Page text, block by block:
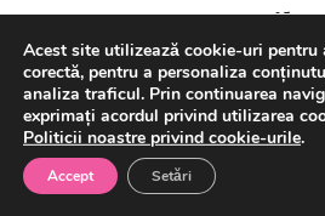
Camera
naţională pentru
biodiversităţii –
plen
Acest site utilizează cookie-uri pentru
corectă, pentru a personaliza
analiza traficul. Prin continuarea
exprimați acordul privind utilizarea
Politicii noastre privind cookie-urile.
Accept Setări